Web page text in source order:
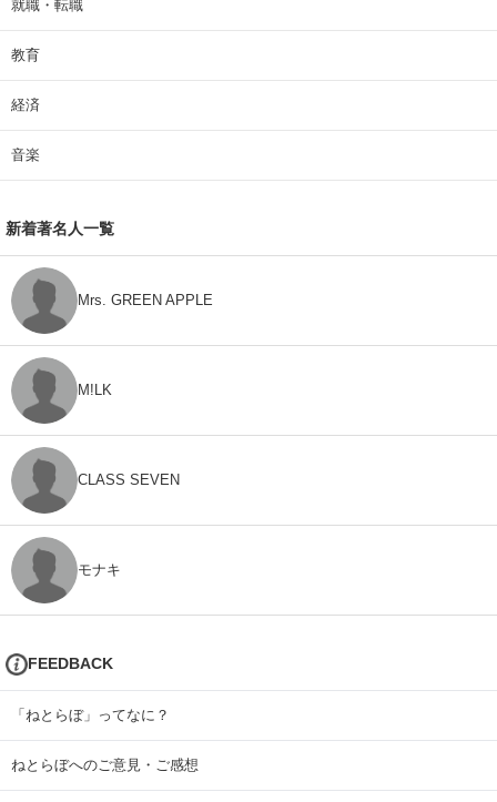
就職・転職
教育
経済
音楽
新着著名人一覧
Mrs. GREEN APPLE
M!LK
CLASS SEVEN
モナキ
FEEDBACK
「ねとらぼ」ってなに？
ねとらぼへのご意見・ご感想